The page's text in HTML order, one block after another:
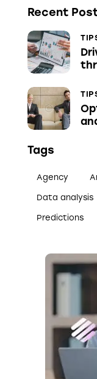
Recent
Tags
Agency
Data analysis
Predictions